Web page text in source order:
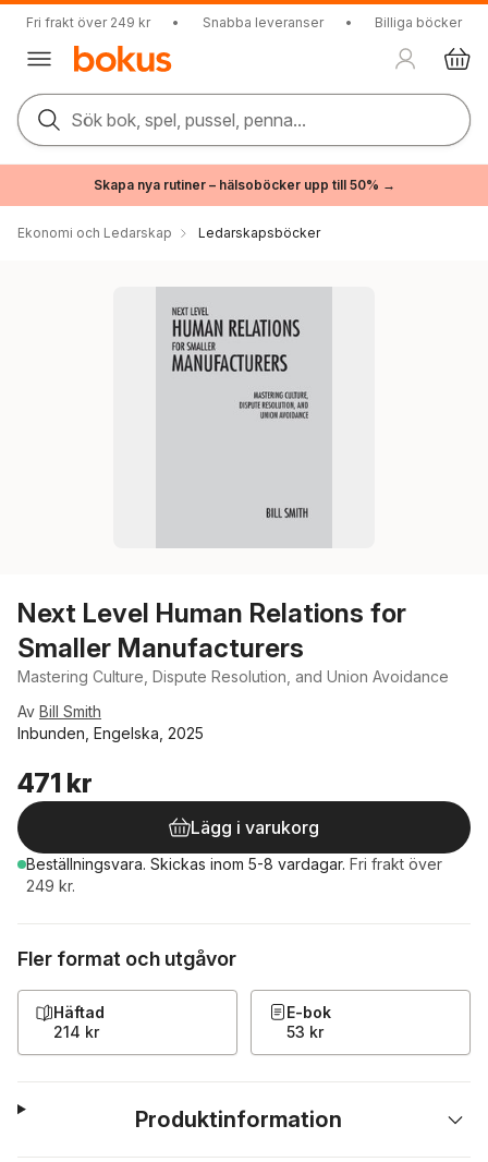
Fri frakt över 249 kr • Snabba leveranser • Billiga böcker
Sök bok, spel, pussel, penna...
Skapa nya rutiner – hälsoböcker upp till 50% →
Ekonomi och Ledarskap Ledarskapsböcker
Next Level Human Relations for
Smaller Manufacturers
Mastering Culture, Dispute Resolution, and Union Avoidance
Av Bill Smith
Inbunden, Engelska, 2025
471 kr
Lägg i varukorg
Beställningsvara. Skickas inom 5-8 vardagar. Fri frakt över
249 kr.
Fler format och utgåvor
Häftad
214 kr
E-bok
53 kr
Produktinformation